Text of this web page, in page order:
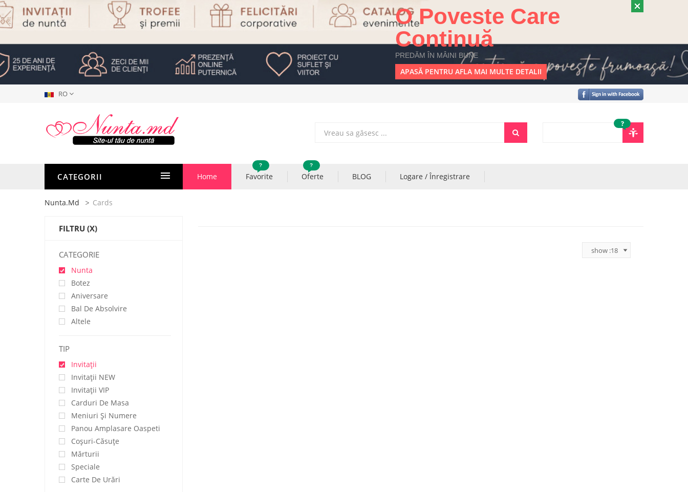
O Poveste Care
Continuă
PREDĂM ÎN MÂINI BUNE
APASĂ PENTRU AFLA MAI MULTE DETALII
RO
?
CATEGORII Home Favorite
?
Oferte
?
BLOG Logare / Înregistrare
Nunta.md Cards
FILTRU (X)
CATEGORIE
Nunta
Botez
Aniversare
Bal De Absolvire
Altele
TIP
Invitații
Invitaţii NEW
Invitaţii VIP
Carduri De Masa
Meniuri Și Numere
Panou Amplasare Oaspeti
Coșuri-Căsuțe
Mărturii
Speciale
Carte De Urări